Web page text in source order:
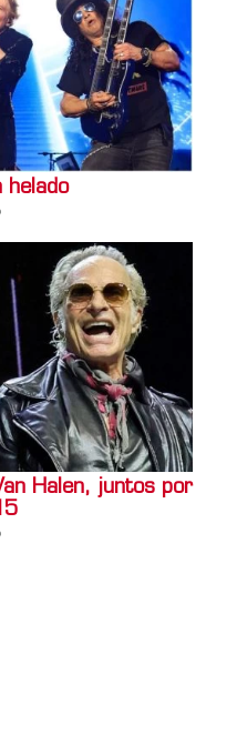
helado
Halen, juntos por